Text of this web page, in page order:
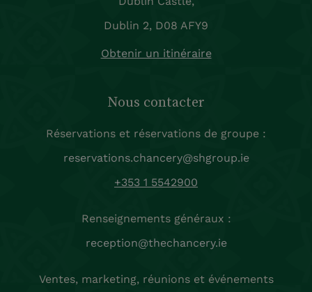
Dublin 2, D08 AFY9
Obtenir un itinéraire
Nous contacter
Réservations et réservations de groupe :
reservations.chancery@shgroup.ie
+353 1 5542900
Renseignements généraux :
reception@thechancery.ie
Ventes, marketing, réunions et événements